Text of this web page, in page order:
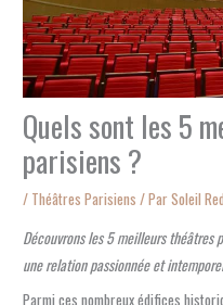
Quels sont les 5
parisiens ?
/ Théâtres Parisiens / ParSoleil
Découvrons les 5 meilleurs
une relation passionnée et
Parmi ces nombreux édifices